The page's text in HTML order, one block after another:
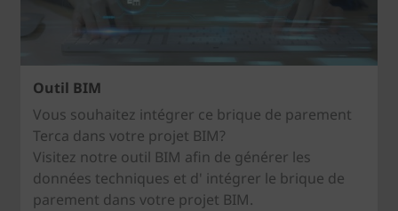
Outil BIM
Vous souhaitez intégrer ce brique de parement
Terca dans votre projet BIM?
Visitez notre outil BIM afin de générer les
données techniques et d' intégrer le brique de
parement dans votre projet BIM.